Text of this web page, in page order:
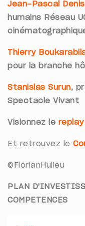
Jean-Pascal Denis
humains Réseau
Thierry
pour la branche
Stanislas Surun,
Spectacle Vivant
Visionnez le
Et retrouvez le
©FlorianHulleu
PLAN
COMPETENCES